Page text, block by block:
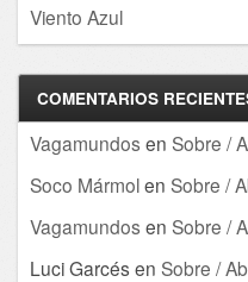
Viento Azul
COMENTARIOS
Vagamundos en Sobre /
Soco Mármolen Sobre /
Vagamundos en Sobre /
Luci Garcés en Sobre /